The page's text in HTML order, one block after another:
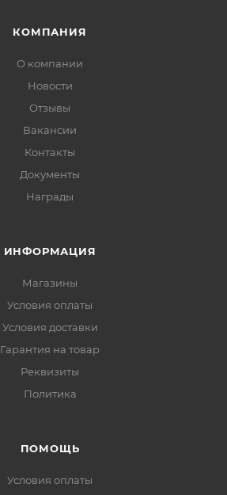
КОМПАНИЯ
О компании
Новости
Отзывы
Вакансии
Контакты
Документы
Награды
ИНФОРМАЦИЯ
Магазины
Условия оплаты
Условия доставки
Гарантия на товар
Реквизиты
Политика
ПОМОЩЬ
Условия оплаты